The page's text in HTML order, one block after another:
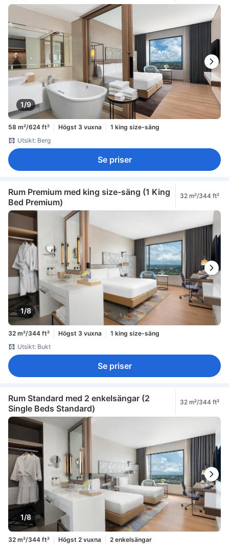
1/9
58 m²/624 ft² Högst 3 vuxna
1 king size-säng
Utsikt: Berg
Se priser
Rum Premium med king size-säng (1 King
Bed Premium)
32 m²/344 ft²
1/8
32 m²/344 ft² Högst 3 vuxna
1 king size-säng
Utsikt: Bukt
Se priser
Rum Standard med 2 enkelsängar (2
Single Beds Standard)
32 m²/344 ft²
1/8
32 m²/344 ft² Högst 2 vuxna
2 enkelsängar